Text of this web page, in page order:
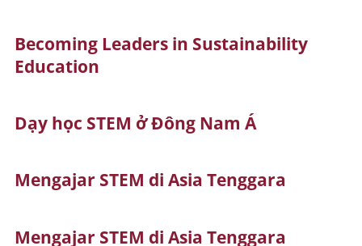
Becoming Leaders in Sustainability
Education
Dạy học STEM ở Đông Nam Á
Mengajar STEM di Asia Tenggara
Mengajar STEM di Asia Tenggara